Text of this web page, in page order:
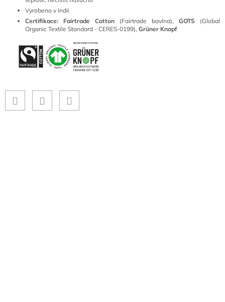
Vyrobeno v Indii
Certifikace: Fairtrade Cotton (Fairtrade bavlna), GOTS
(Global
Organic Textile Standard - CERES-0199), Grüner Knopf